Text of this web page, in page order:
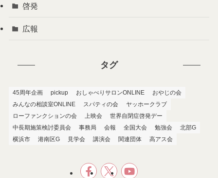
啓発
広報
タグ
45周年企画 pickup おしゃべりサロンONLINE
おやじの会
みんなの相談室ONLINE
スパティの会
ヤッホークラブ
ローファンクションの会
上映会
世界自閉症啓発デー
中長期施策検討委員会
事務局 会報 全国大会 勉強会
北部G
横浜市
港南区G 見学会 講演会 関連団体 高アス会